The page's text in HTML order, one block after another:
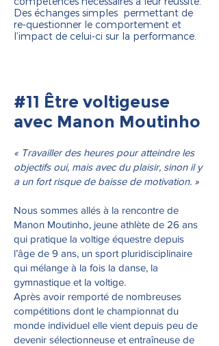
Des échanges simples permettant de
re-questionner le comportement et
l’impact de celui-ci sur la performance.
#11 Être voltigeuse
avec Manon Moutinho
« Travailler des heures pour atteindre les
objectifs oui, mais avec du plaisir, sinon il y
a un fort risque de baisse de motivation. »
Nous sommes allés à la rencontre de
Manon Moutinho, jeune athlète de 26 ans
qui pratique la voltige équestre depuis
l’âge de 9 ans, un sport pluridisciplinaire
qui mélange à la fois la danse, la
gymnastique et la voltige.
Après avoir remporté de nombreuses
compétitions dont le championnat du
monde individuel elle vient depuis peu de
devenir sélectionneuse et entraîneuse de